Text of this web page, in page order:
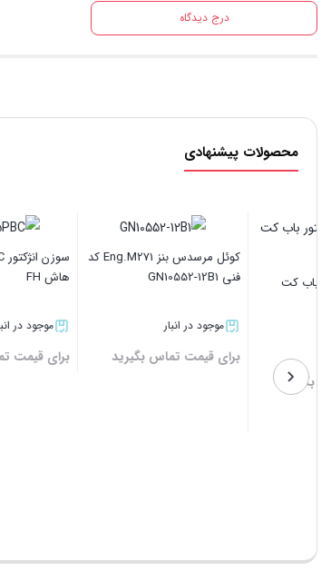
درج دیدگاه
محصولات پیشنهادی
گیره یونیت انژکتور ولوو اف
برای قیمت تماس بگیرید
لنت ترمز عقب مرسدس بنز
موجود در انبار
برای قیمت تماس بگیرید